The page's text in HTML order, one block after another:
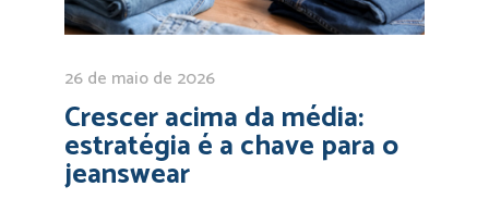
26 de maio de 2026
Crescer acima da média:
estratégia é a chave para o
jeanswear